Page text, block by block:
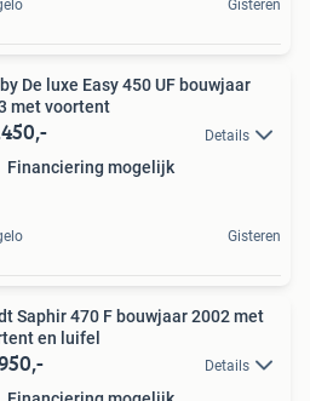
Gisteren
De luxe Easy 450 UF bouwjaar
met voortent
Details
Financiering mogelijk
Gisteren
Saphir 470 F bouwjaar 2002 met
en luifel
Details